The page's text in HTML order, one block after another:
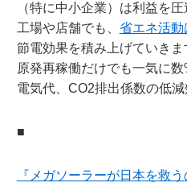
（特に中小企業）は利益を
工場や店舗でも、 省エネ活動
節電効果を積み上げていき
原発再稼働だけでも一気に
電気代、CO2排出係数の低減
■
『メガソーラーが日本を救う